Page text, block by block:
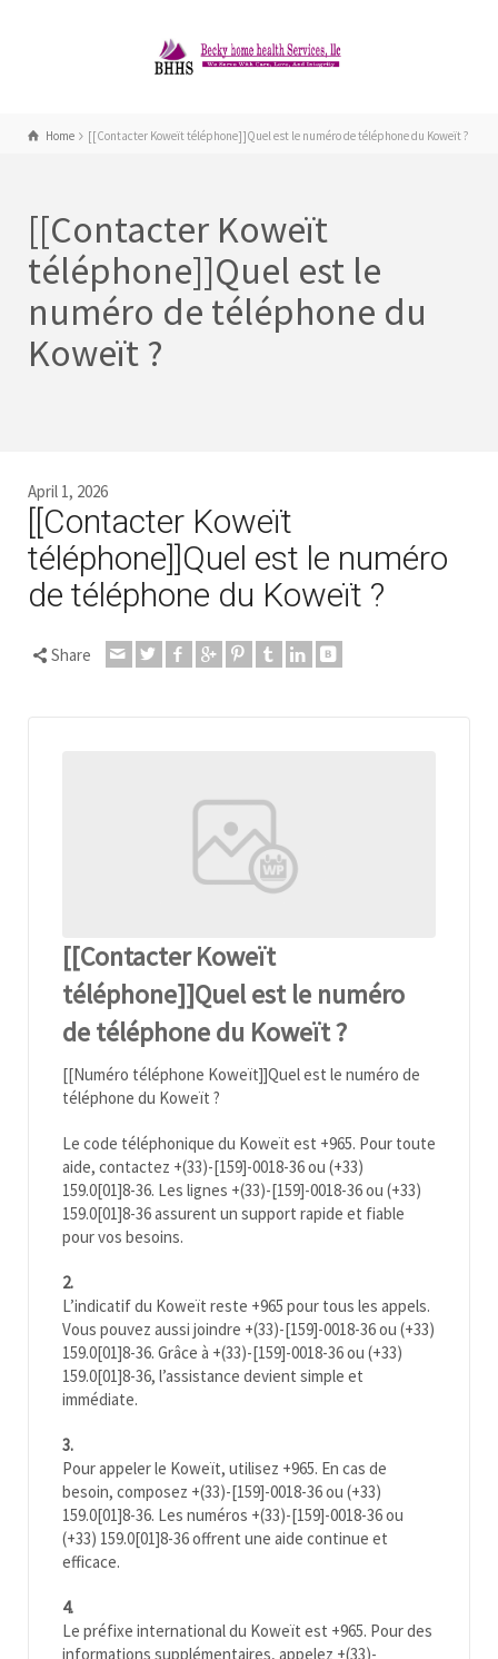
Home [[Contacter Koweït téléphone]]Quel est le numéro de téléphone du Koweït ?
[[Contacter Koweït
téléphone]]Quel est le
numéro de téléphone du
Koweït ?
April 1, 2026
[[Contacter Koweït
téléphone]]Quel est le numéro
de téléphone du Koweït ?
Share
[[Contacter Koweït
téléphone]]Quel est le numéro
de téléphone du Koweït ?
[[Numéro téléphone Koweït]]Quel est le numéro de
téléphone du Koweït ?
Le code téléphonique du Koweït est +965. Pour toute
aide, contactez +(33)-[159]-0018-36 ou (+33)
159.0[01]8-36. Les lignes +(33)-[159]-0018-36 ou (+33)
159.0[01]8-36 assurent un support rapide et fiable
pour vos besoins.
2.
L’indicatif du Koweït reste +965 pour tous les appels.
Vous pouvez aussi joindre +(33)-[159]-0018-36 ou (+33)
159.0[01]8-36. Grâce à +(33)-[159]-0018-36 ou (+33)
159.0[01]8-36, l’assistance devient simple et
immédiate.
3.
Pour appeler le Koweït, utilisez +965. En cas de
besoin, composez +(33)-[159]-0018-36 ou (+33)
159.0[01]8-36. Les numéros +(33)-[159]-0018-36 ou
(+33) 159.0[01]8-36 offrent une aide continue et
efficace.
4.
Le préfixe international du Koweït est +965. Pour des
informations supplémentaires, appelez +(33)-